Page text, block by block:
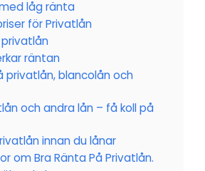
låg ränta
för Privatlån
räntan
privatlån, blancolån och
och andra lån – få koll på
innan du lånar
om Bra Ränta På Privatlån.